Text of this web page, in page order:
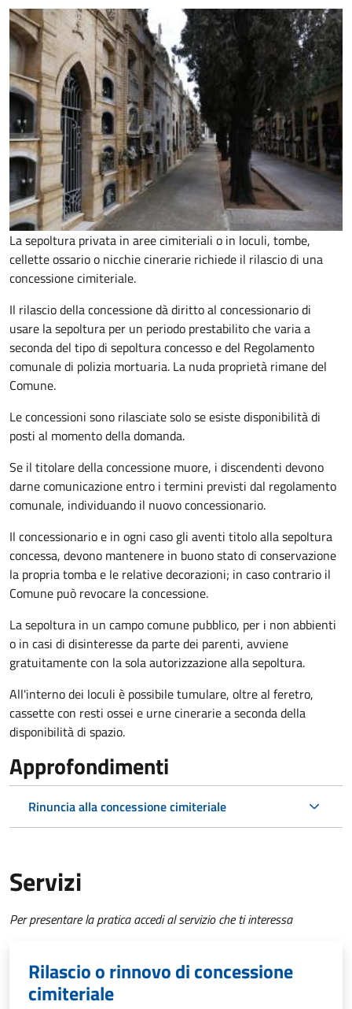
La sepoltura privata in aree cimiteriali o in loculi, tombe,
cellette ossario o nicchie cinerarie richiede il rilascio di una
concessione cimiteriale.
Il rilascio della concessione dà diritto al concessionario di
usare la sepoltura per un periodo prestabilito che varia a
seconda del tipo di sepoltura concesso e del Regolamento
comunale di polizia mortuaria. La nuda proprietà rimane del
Comune.
Le concessioni sono rilasciate solo se esiste disponibilità di
posti al momento della domanda.
Se il titolare della concessione muore, i discendenti devono
darne comunicazione entro i termini previsti dal regolamento
comunale, individuando il nuovo concessionario.
Il concessionario e in ogni caso gli aventi titolo alla sepoltura
concessa, devono mantenere in buono stato di conservazione
la propria tomba e le relative decorazioni; in caso contrario il
Comune può revocare la concessione.
La sepoltura in un campo comune pubblico, per i non abbienti
o in casi di disinteresse da parte dei parenti, avviene
gratuitamente con la sola autorizzazione alla sepoltura.
All'interno dei loculi è possibile tumulare, oltre al feretro,
cassette con resti ossei e urne cinerarie a seconda della
disponibilità di spazio.
Approfondimenti
Rinuncia alla concessione cimiteriale
Servizi
Per presentare la pratica accedi al servizio che ti interessa
Rilascio o rinnovo di concessione
cimiteriale